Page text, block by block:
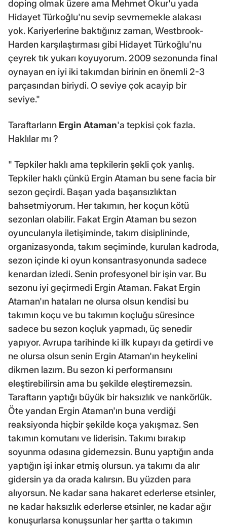
doping olmak üzere ama Mehmet Okur'u yada
Hidayet Türkoğlu'nu sevip sevmemekle alakası
yok. Kariyerlerine baktığınız zaman, Westbrook-
Harden karşılaştırması gibi Hidayet Türkoğlu'nu
çeyrek tık yukarı koyuyorum. 2009 sezonunda final
oynayan en iyi iki takımdan birinin en önemli 2-3
parçasından biriydi. O seviye çok acayip bir
seviye."
Taraftarların Ergin Ataman'a tepkisi çok fazla.
Haklılar mı ?
" Tepkiler haklı ama tepkilerin şekli çok yanlış.
Tepkiler haklı çünkü Ergin Ataman bu sene facia bir
sezon geçirdi. Başarı yada başarısızlıktan
bahsetmiyorum. Her takımın, her koçun kötü
sezonları olabilir. Fakat Ergin Ataman bu sezon
oyuncularıyla iletişiminde, takım disiplininde,
organizasyonda, takım seçiminde, kurulan kadroda,
sezon içinde ki oyun konsantrasyonunda sadece
kenardan izledi. Senin profesyonel bir işin var. Bu
sezonu iyi geçirmedi Ergin Ataman. Fakat Ergin
Ataman'ın hataları ne olursa olsun kendisi bu
takımın koçu ve bu takımın koçluğu süresince
sadece bu sezon koçluk yapmadı, üç senedir
yapıyor. Avrupa tarihinde ki ilk kupayı da getirdi ve
ne olursa olsun senin Ergin Ataman'ın heykelini
dikmen lazım. Bu sezon ki performansını
eleştirebilirsin ama bu şekilde eleştiremezsin.
Taraftarın yaptığı büyük bir haksızlık ve nankörlük.
Öte yandan Ergin Ataman'ın buna verdiği
reaksiyonda hiçbir şekilde koça yakışmaz. Sen
takımın komutanı ve liderisin. Takımı bırakıp
soyunma odasına gidemezsin. Bunu yaptığın anda
yaptığın işi inkar etmiş olursun. ya takımı da alır
gidersin ya da orada kalırsın. Bu yüzden para
alıyorsun. Ne kadar sana hakaret ederlerse etsinler,
ne kadar haksızlık ederlerse etsinler, ne kadar ağır
konuşurlarsa konuşsunlar her şartta o takımın